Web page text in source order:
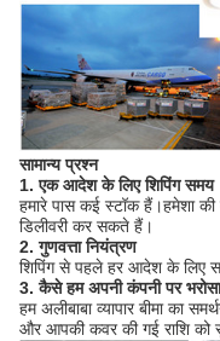
सामान्य प्रश्न
1. एक आदेश के लिए शिपिंग समय
हमारे पास कई स्टॉक हैं।हमेशा की
डिलीवरी कर सकते हैं।
2. गुणवत्ता नियंत्रण
शिपिंग से पहले हर आदेश के लिए
3. कैसे हम अपनी कंपनी पर
हम अलीबाबा व्यापार बीमा का
और आपकी कवर की गई राशि को